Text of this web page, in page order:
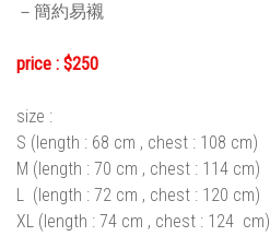
－簡約易襯
price : $250
size :
S (length : 68 cm , chest : 108 cm)
M (length : 70 cm , chest : 114 cm)
L (length : 72 cm , chest : 120 cm)
XL (length : 74 cm , chest : 124 cm)